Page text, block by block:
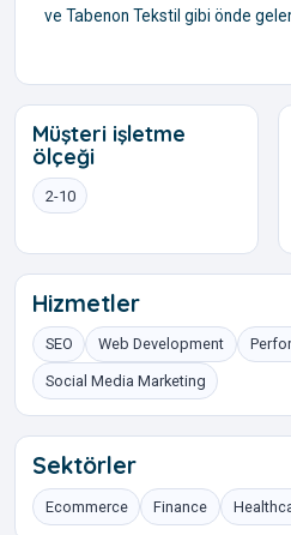
ve Tabenon Tekstil gibi önde
Müşteri işletme
ölçeği
2-10
Hizmetler
SEO Web Development
Social Media Marketing
Sektörler
Ecommerce Finance